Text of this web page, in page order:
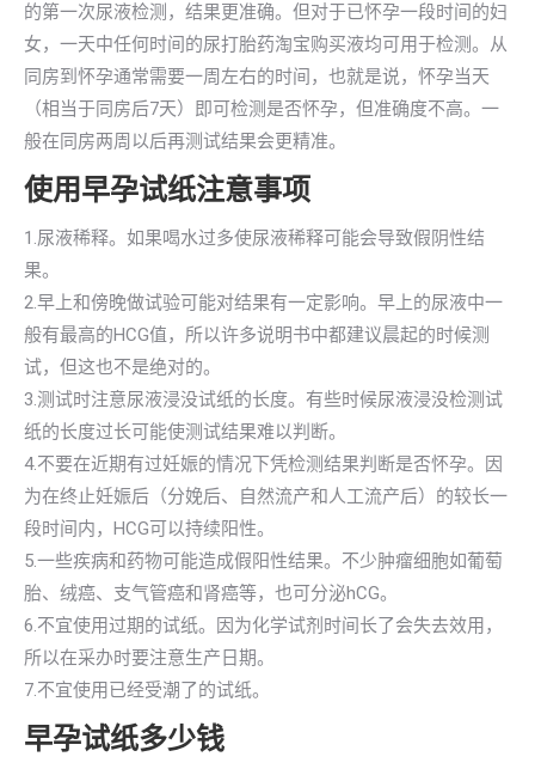
的第一次尿液检测，结果更准确。但对于已怀孕一段时间的妇
女，一天中任何时间的尿打胎药淘宝购买液均可用于检测。从
同房到怀孕通常需要一周左右的时间，也就是说，怀孕当天
（相当于同房后7天）即可检测是否怀孕，但准确度不高。一
般在同房两周以后再测试结果会更精准。
使用早孕试纸注意事项
1.尿液稀释。如果喝水过多使尿液稀释可能会导致假阴性结
果。
2.早上和傍晚做试验可能对结果有一定影响。早上的尿液中一
般有最高的HCG值，所以许多说明书中都建议晨起的时候测
试，但这也不是绝对的。
3.测试时注意尿液浸没试纸的长度。有些时候尿液浸没检测试
纸的长度过长可能使测试结果难以判断。
4.不要在近期有过妊娠的情况下凭检测结果判断是否怀孕。因
为在终止妊娠后（分娩后、自然流产和人工流产后）的较长一
段时间内，HCG可以持续阳性。
5.一些疾病和药物可能造成假阳性结果。不少肿瘤细胞如葡萄
胎、绒癌、支气管癌和肾癌等，也可分泌hCG。
6.不宜使用过期的试纸。因为化学试剂时间长了会失去效用，
所以在采办时要注意生产日期。
7.不宜使用已经受潮了的试纸。
早孕试纸多少钱